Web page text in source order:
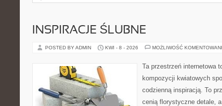
INSPIRACJE ŚLUBNE
POSTED BY ADMIN KWI - 8 - 2026 MOŻLIWOŚĆ
Ta przestrzeń internetowa
kompozycji kwiatowych
codzienną inspiracją. To
cenią florystyczne detale,